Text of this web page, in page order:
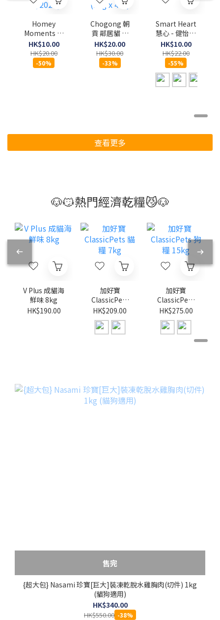
Homey
Moments 貓
用隱血檢測顆
粒 10g [EXP
11/2026]
HK$10.00
HK$20.00
-50%
Chogong 朝
貢 鄰居貓 全
方位營養肉泥
(雞胸肉)肉泥
犬貓用 (10g x
4條)
HK$20.00
HK$30.00
-33%
Smart Heart
慧心 - 健怡幼
滑狗狗肉泥小
食 15g X 4條
HK$10.00
HK$22.00
-55%
查看更多
🐶😼熱門經濟乾糧😼🐶
V Plus 成貓海
鮮味 8kg
HK$190.00
加好寶
ClassicPets
貓糧 7kg
HK$209.00
加好寶
ClassicPets
狗糧 15kg
HK$275.00
售完
{超大包} Nasami 珍寶[巨大]裝凍乾脫水雞胸肉(切件) 1kg
(貓狗適用)
HK$340.00
HK$550.00 -38%